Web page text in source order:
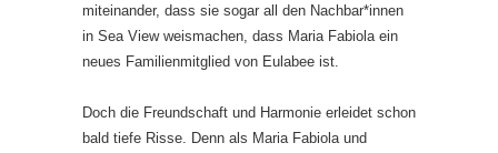
miteinander, dass sie sogar all den Nachbar*innen
in Sea View weismachen, dass Maria Fabiola ein
neues Familienmitglied von Eulabee ist.
Doch die Freundschaft und Harmonie erleidet schon
bald tiefe Risse. Denn als Maria Fabiola und